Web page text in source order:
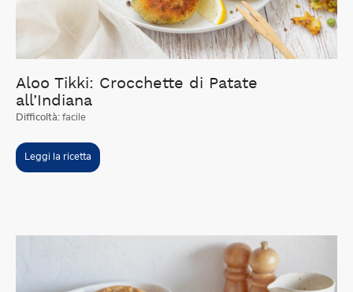
Aloo Tikki: Crocchette di Patate
all’Indiana
Difficoltà: facile
Leggi la ricetta